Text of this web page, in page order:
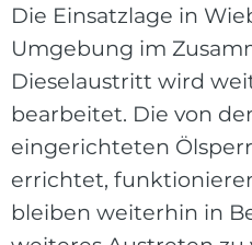
Die Einsatzlage in
Umgebung im
Dieselaustritt wird
bearbeitet. Die von
eingerichteten
errichtet,
bleiben weiterhin in